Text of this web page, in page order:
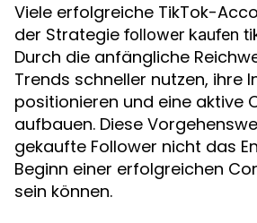
Viele erfolgreiche TikTok-
der Strategie follower kaufen
Durch die anfängliche
Trends schneller nutzen, ihre
positionieren und eine aktive
aufbauen. Diese
gekaufte Follower nicht das
Beginn einer erfolgreichen
sein können.